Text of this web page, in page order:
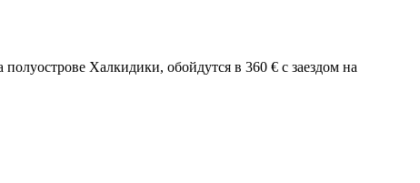
Халкидики, обойдутся в 360 € с заездом на